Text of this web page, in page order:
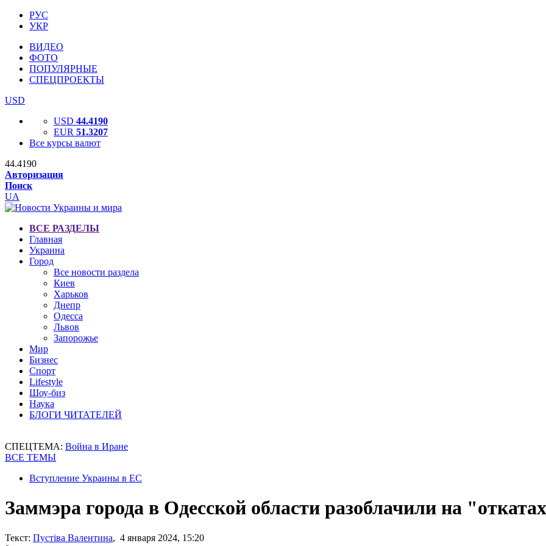
РУС
УКР
ВИДЕО
ФОТО
ПОПУЛЯРНЫЕ
СПЕЦПРОЕКТЫ
USD
USD 44.4190
EUR 51.3207
Все курсы валют
44.4190
Авторизация
Поиск
UA
ВСЕ РАЗДЕЛЫ
Главная
Украина
Город
Все новости раздела
Киев
Харьков
Днепр
Одесса
Львов
Запорожье
Мир
Бизнес
Спорт
Lifestyle
Шоу-биз
Наука
БЛОГИ ЧИТАТЕЛЕЙ
СПЕЦТЕМА: Война в Иране
ВСЕ ТЕМЫ
Вступление Украины в ЕС
Заммэра города в Одесской области разоблачили на
Текст: Пустіва Валентина, 4 января 2024, 15:20